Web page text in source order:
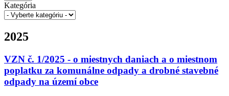
Kategória
2025
VZN č. 1/2025 - o miestnych daniach a o miestnom
poplatku za komunálne odpady a drobné stavebné
odpady na území obce